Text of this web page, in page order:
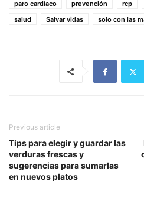
paro cardíaco
prevención rcp
salud
Salvar vidas solo con las
Previous article
Tips para elegir y guardar las
verduras frescas y
sugerencias para sumarlas
en nuevos platos